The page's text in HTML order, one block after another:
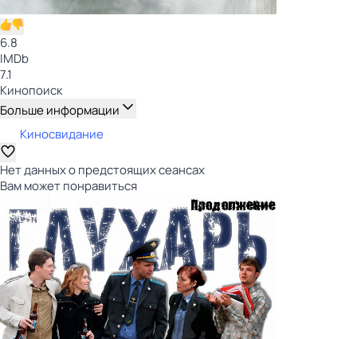
6.8
IMDb
7.1
Кинопоиск
Больше информации
Киносвидание
Нет данных о предстоящих сеансах
Вам может понравиться